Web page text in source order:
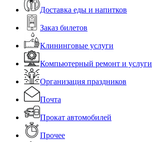
Доставка еды и напитков
Заказ билетов
Клининговые услуги
Компьютерный ремонт и услуги
Организация праздников
Почта
Прокат автомобилей
Прочее